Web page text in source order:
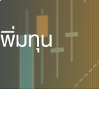
มทุน